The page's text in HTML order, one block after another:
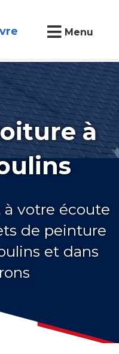
Menu
à
votre écoute
de peinture
et dans